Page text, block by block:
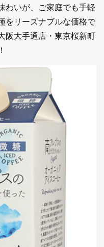
わいが、ご家庭でも手軽
をリーズナブルな価格で
阪大手通店・東京桜新町